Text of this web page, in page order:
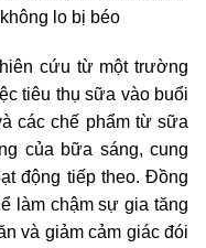
lo bị béo
cứu từ một trường
tiêu thụ sữa vào buổi
các chế phẩm từ sữa
của bữa sáng, cung
động tiếp theo. Đồng
làm chậm sự gia tăng
và giảm cảm giác đói